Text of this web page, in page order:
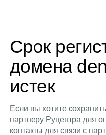
Срок
домена
истек
Если вы хотите
партнеру Руцентра для
контакты для связи с